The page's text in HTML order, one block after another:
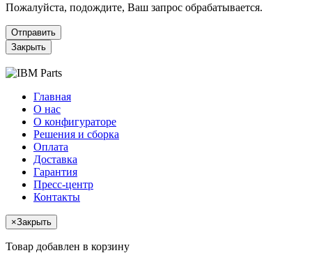
Пожалуйста, подождите, Ваш запрос обрабатывается.
Отправить
Закрыть
Главная
О нас
О конфигураторе
Решения и сборка
Оплата
Доставка
Гарантия
Пресс-центр
Контакты
×Закрыть
Товар добавлен в корзину